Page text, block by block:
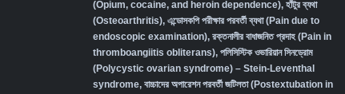
(Opium, cocaine, and heroin dependence), হাঁটুর ব্যথা
(Osteoarthritis), এন্ডোসকপি পরীক্ষার পরবর্তী ব্যথা (Pain due to
endoscopic examination), রক্তনালীর বাধাজনিত প্রদাহ (Pain in
thromboangiitis obliterans), পলিসিস্টিক ওভারিয়ান সিনড্রোম
(Polycystic ovarian syndrome) – Stein-Leventhal
syndrome, বাচ্চাদের অপারেশন পরবর্তী জটিলতা (Postextubation in